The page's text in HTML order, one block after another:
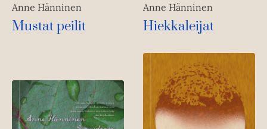
Anne Hänninen
Mustat peilit
Anne Hänninen
Hiekkaleijat